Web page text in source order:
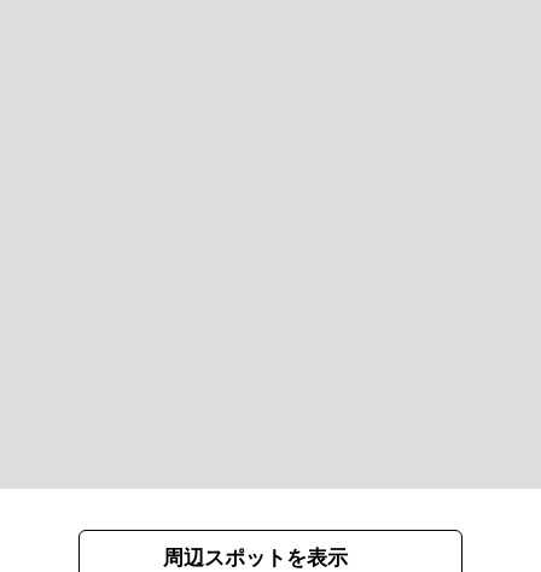
周辺スポットを表示